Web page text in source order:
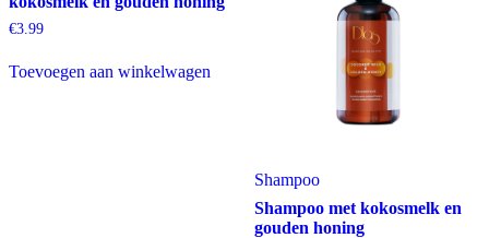
€3.99
Toevoegen aan winkelwagen
Shampoo
Shampoo met kokosmelk en
gouden honing